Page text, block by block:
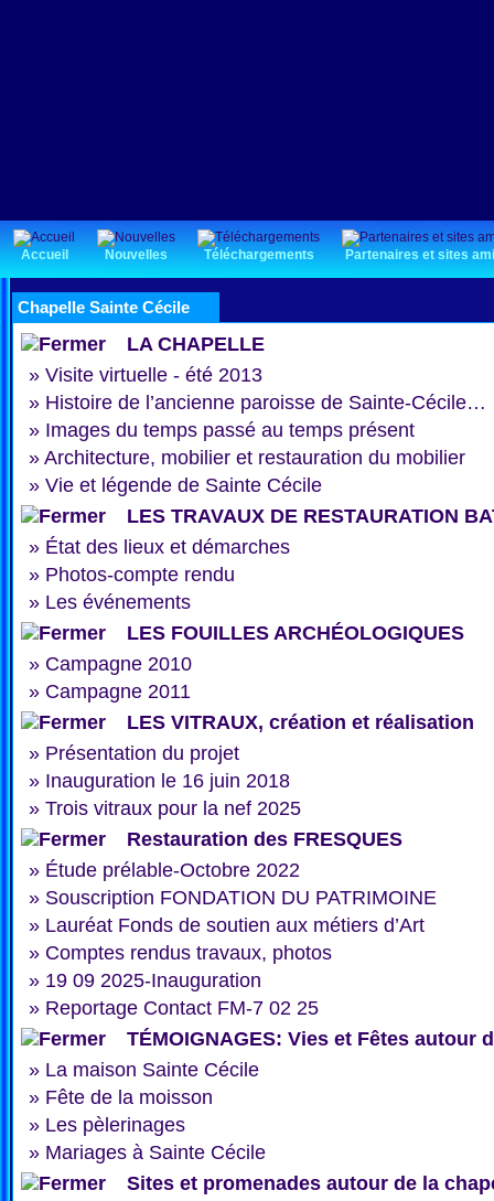
Accueil Nouvelles Téléchargements Partenaires et sites
Chapelle Sainte Cécile
LA CHAPELLE
» Visite virtuelle - été 2013
» Histoire de l’ancienne paroisse de Sainte-Cécile…
» Images du temps passé au temps présent
» Architecture, mobilier et restauration du mobilier
» Vie et légende de Sainte Cécile
LES TRAVAUX DE RESTAURATION
» État des lieux et démarches
» Photos-compte rendu
» Les événements
LES FOUILLES ARCHÉOLOGIQUES
» Campagne 2010
» Campagne 2011
LES VITRAUX, création et réalisation
» Présentation du projet
» Inauguration le 16 juin 2018
» Trois vitraux pour la nef 2025
Restauration des FRESQUES
» Étude prélable-Octobre 2022
» Souscription FONDATION DU PATRIMOINE
» Lauréat Fonds de soutien aux métiers d’Art
» Comptes rendus travaux, photos
» 19 09 2025-Inauguration
» Reportage Contact FM-7 02 25
TÉMOIGNAGES: Vies et Fêtes autour
» La maison Sainte Cécile
» Fête de la moisson
» Les pèlerinages
» Mariages à Sainte Cécile
Sites et promenades autour de la